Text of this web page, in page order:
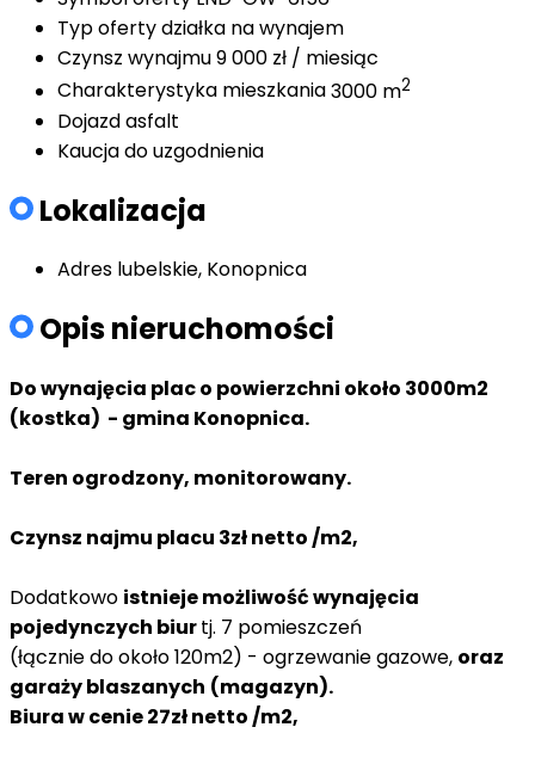
Typ ofertydziałka na wynajem
Czynsz wynajmu9 000 zł / miesiąc
Charakterystyka mieszkania3000 m2
Dojazdasfalt
Kaucjado uzgodnienia
Lokalizacja
Adres lubelskie, Konopnica
Opis nieruchomości
Do wynajęcia plac o powierzchni około 3000m2
(kostka) - gmina Konopnica.
Teren ogrodzony, monitorowany.
Czynsz najmu placu 3zł netto /m2,
Dodatkowo istnieje możliwość wynajęcia
pojedynczych biurtj. 7 pomieszczeń
(łącznie do około 120m2) - ogrzewanie gazowe, oraz
garaży blaszanych (magazyn).
Biura w cenie 27zł netto /m2,